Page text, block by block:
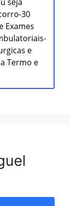
30
Exames
e
Termo e